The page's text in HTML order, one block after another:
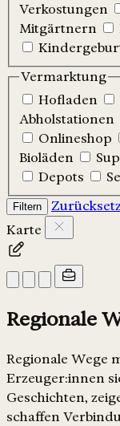
Verkostungen
Mitgärtnern
Vermarktung
Hofladen
Abholstationen
Onlineshop
Bioläden
Depots
Filtern
Karte
Regionale
Regionale Wege
Erzeuger:innen
Geschichten,
schaffen